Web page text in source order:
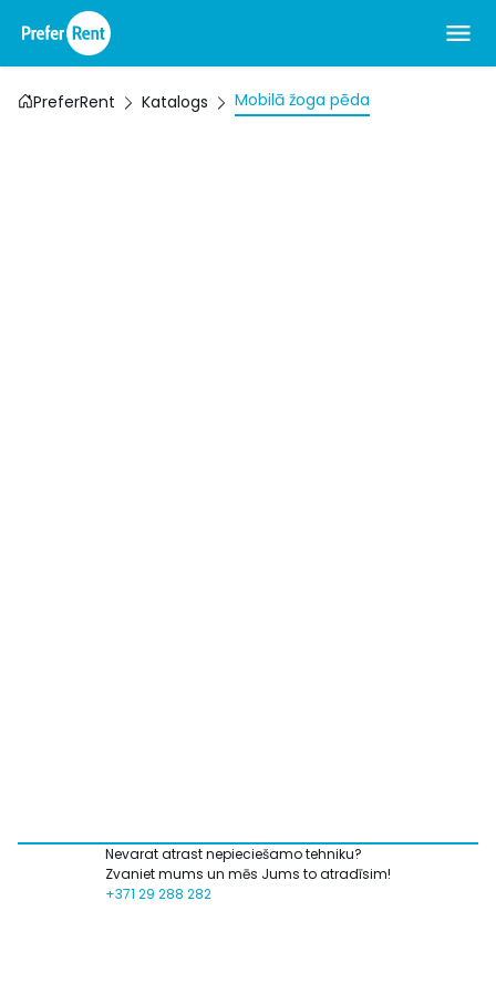
PreferRent Katalogs Mobilā žoga pēda
Nevarat atrast nepieciešamo tehniku?
Zvaniet mums un mēs Jums to atradīsim!
+371 29 288 282